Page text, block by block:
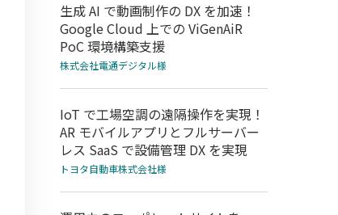
生成 AI で動画制作の DX を加速！
Google Cloud 上での ViGenAiR
PoC 環境構築支援
株式会社電通デジタル様
IoT で工場空調の遠隔操作を実現！
AR モバイルアプリとフルサーバー
レス SaaS で設備管理 DX を実現
トヨタ自動車株式会社様